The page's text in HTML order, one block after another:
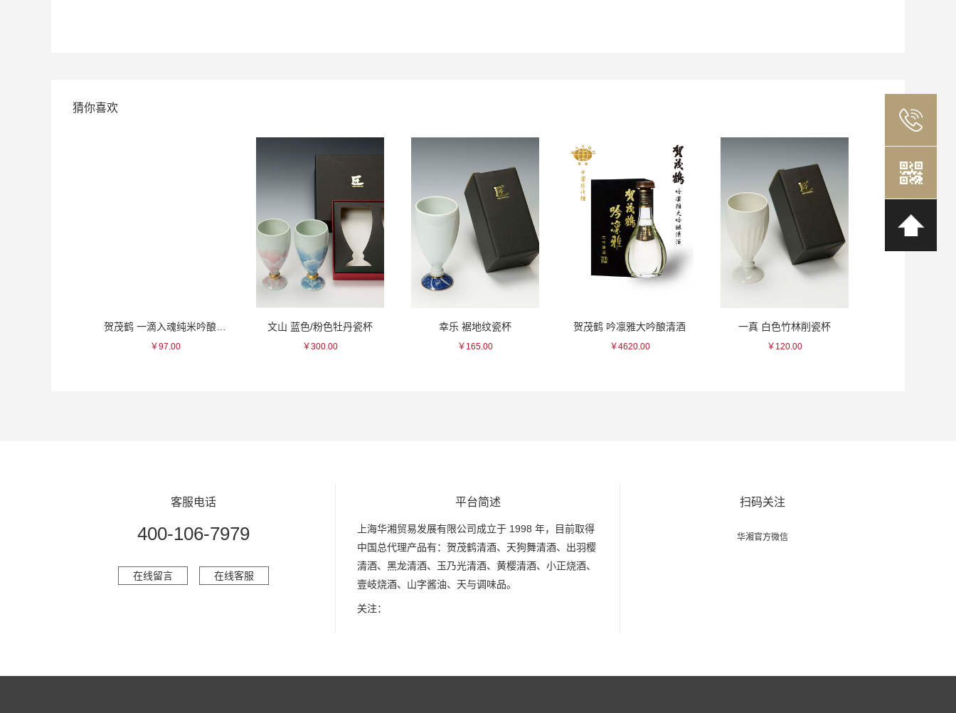
猜你喜欢
￥97.00
文山 蓝色/粉色牡丹瓷杯
￥300.00
幸乐 裾地纹瓷杯
￥165.00
贺茂鹤 吟凛雅大吟酿清酒
￥4620.00
一真 白色竹林削瓷杯
￥120.00
客服电话
400-106-7979
在线留言 在线客服
平台简述
上海华湘贸易发展有限公司成立于 1998 年，目前取得
中国总代理产品有：贺茂鹤清酒、天狗舞清酒、出羽樱
清酒、黑龙清酒、玉乃光清酒、黄樱清酒、小正烧酒、
壹岐烧酒、山字酱油、天与调味品。
关注：
扫码关注
华湘官方微信